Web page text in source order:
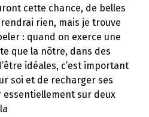
cette chance, de belles
rien, mais je trouve
: quand on exerce une
que la nôtre, dans des
idéales, c’est important
soi et de recharger ses
essentiellement sur deux